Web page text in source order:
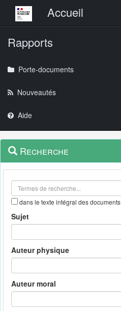
Menu principalAccueil
Rapports
Porte-documents
Nouveautés
Aide
Navigation
outils
Menu
contextuel
Recherche
dans le texte intégral des documents
Sujet
Auteur physique
Auteur moral